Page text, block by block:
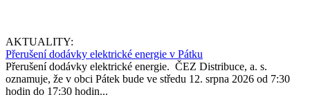
AKTUALITY:
Přerušení dodávky elektrické energie v Pátku
Přerušení dodávky elektrické energie. ČEZ Distribuce, a. s.
oznamuje, že v obci Pátek bude ve středu 12. srpna 2026 od 7:30
hodin do 17:30 hodin...